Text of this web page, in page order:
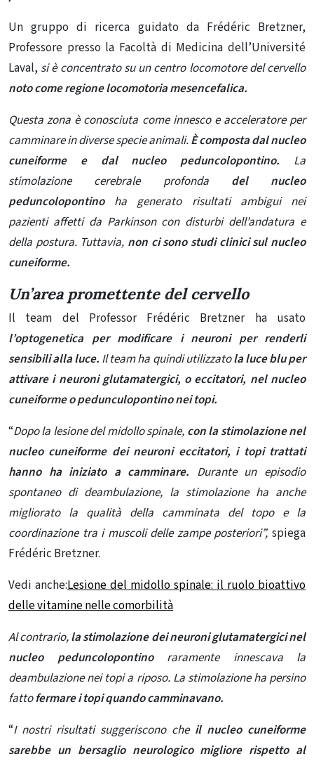
Un gruppo di ricerca guidato da Frédéric Bretzner,
Professore presso la Facoltà di Medicina dell’Université
Laval, si è concentrato su un centro locomotore del cervello
noto come regione locomotoria mesencefalica.
Questa zona è conosciuta come innesco e acceleratore per
camminare in diverse specie animali.È composta dal nucleo
cuneiforme e dal nucleo peduncolopontino. La
stimolazione cerebrale profondadel nucleo
peduncolopontinoha generato risultati ambigui nei
pazienti affetti da Parkinson con disturbi dell’andatura e
della postura. Tuttavia, non ci sono studi clinici sul nucleo
cuneiforme.
Un’area promettente del cervello
Il team del Professor Frédéric Bretzner ha usato
l’optogenetica per modificare i neuroni per renderli
sensibili alla luce. Il team ha quindi utilizzatola luce blu per
attivare i neuroni glutamatergici, o eccitatori, nel nucleo
cuneiforme o pedunculopontino nei topi.
“Dopo la lesione del midollo spinale, con la stimolazione nel
nucleo cuneiforme dei neuroni eccitatori, i topi trattati
hanno ha iniziato a camminare. Durante un episodio
spontaneo di deambulazione, la stimolazione ha anche
migliorato la qualità della camminata del topo e la
coordinazione tra i muscoli delle zampe posteriori”, spiega
Frédéric Bretzner.
Vedi anche:Lesione del midollo spinale: il ruolo bioattivo
delle vitamine nelle comorbilità
Al contrario,la stimolazione dei neuroni glutamatergici nel
nucleo peduncolopontinoraramente innescava la
deambulazione nei topi a riposo. La stimolazione ha persino
fattofermare i topi quando camminavano.
“I nostri risultati suggeriscono che il nucleo cuneiforme
sarebbe un bersaglio neurologico migliore rispetto al